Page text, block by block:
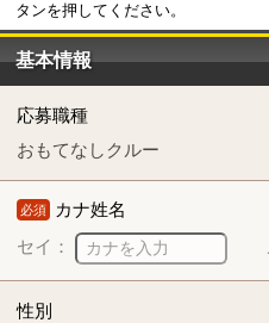
タンを押してください。
基本情報
応募職種
おもてなしクルー
必須 カナ姓名
セイ：
性別